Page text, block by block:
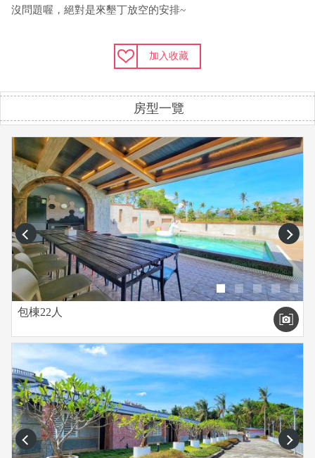
沒問題喔，絕對是來墾丁放空的安排~
加入收藏
房型一覽
prev next
包棟22人
prev next